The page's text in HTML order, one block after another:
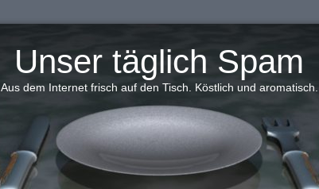
Unser täglich Spam
Aus dem Internet frisch auf den Tisch. Köstlich und aromatisch.